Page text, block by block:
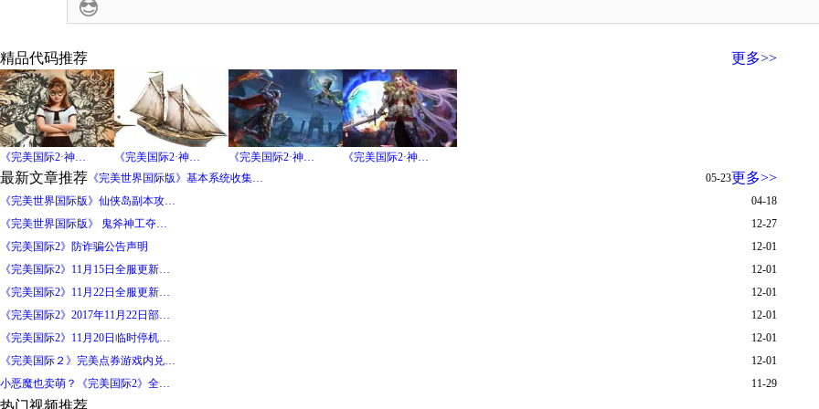
精品代码推荐 更多>>
《完美国际2·神… 《完美国际2·神… 《完美国际2·神… 《完美国际2·神…
最新文章推荐 更多>>
05-23
《完美世界国际版》基本系统收集…
04-18
《完美世界国际版》仙侠岛副本攻…
12-27
《完美世界国际版》 鬼斧神工夺…
12-01
《完美国际2》防诈骗公告声明
12-01
《完美国际2》11月15日全服更新…
12-01
《完美国际2》11月22日全服更新…
12-01
《完美国际2》2017年11月22日部…
12-01
《完美国际2》11月20日临时停机…
12-01
《完美国际２》完美点券游戏内兑…
11-29
小恶魔也卖萌？《完美国际2》全…
热门视频推荐